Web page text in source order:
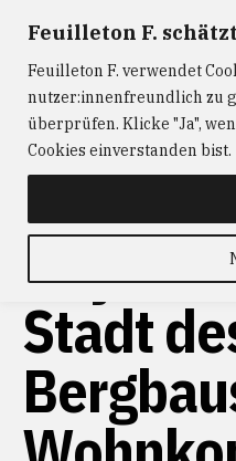
Feuilleton F.
Feuilleton F. verwendet
nutzer:innenfreundlich zu
überprüfen. Klicke "Ja",
Cookies einverstanden bist.
Inhalt
springen
FEUILLETON F. —
ABONNIEREN
W@RTIST
NEWS
Stadt